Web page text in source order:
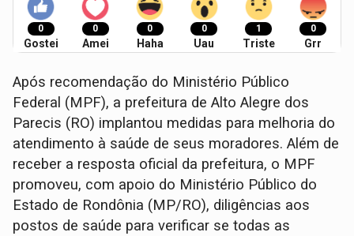
0
Gostei
0
Amei
0
Haha
0
Uau
1
Triste
0
Grr
Após recomendação do Ministério Público
Federal (MPF), a prefeitura de Alto Alegre dos
Parecis (RO) implantou medidas para melhoria do
atendimento à saúde de seus moradores. Além de
receber a resposta oficial da prefeitura, o MPF
promoveu, com apoio do Ministério Público do
Estado de Rondônia (MP/RO), diligências aos
postos de saúde para verificar se todas as